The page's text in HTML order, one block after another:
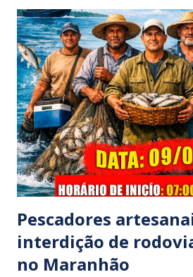
família foi atingido por uma
mesma apresentava sinais visíveis
diversas latas de bebidas alcoólicas
interior do veículo. O motorista,
moradores locais como irmão do
Coco", de Santa Luzia do Pará,
prestar assistência às vítimas.
Polícia Rodoviária Federal (PRF) foi
ocorrênc...
Pescadores
interdição de
no Maranhão